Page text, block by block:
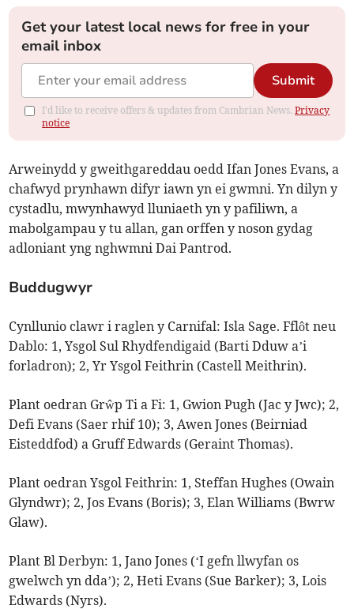
Get your latest local news for free in your
email inbox
Submit
I'd like to receive offers & updates from Cambrian News.Privacy
notice
Arweinydd y gweithgareddau oedd Ifan Jones Evans, a
chafwyd prynhawn difyr iawn yn ei gwmni. Yn dilyn y
cystadlu, mwynhawyd lluniaeth yn y pafiliwn, a
mabolgampau y tu allan, gan orffen y noson gydag
adloniant yng nghwmni Dai Pantrod.
Buddugwyr
Cynllunio clawr i raglen y Carnifal: Isla Sage. Fflôt neu
Dablo: 1, Ysgol Sul Rhydfendigaid (Barti Dduw a’i
forladron); 2, Yr Ysgol Feithrin (Castell Meithrin).
Plant oedran Grŵp Ti a Fi: 1, Gwion Pugh (Jac y Jwc); 2,
Defi Evans (Saer rhif 10); 3, Awen Jones (Beirniad
Eisteddfod) a Gruff Edwards (Geraint Thomas).
Plant oedran Ysgol Feithrin: 1, Steffan Hughes (Owain
Glyndwr); 2, Jos Evans (Boris); 3, Elan Williams (Bwrw
Glaw).
Plant Bl Derbyn: 1, Jano Jones (‘I gefn llwyfan os
gwelwch yn dda’); 2, Heti Evans (Sue Barker); 3, Lois
Edwards (Nyrs).